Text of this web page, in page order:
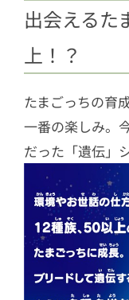
出会えるた
上！？
たまごっちの育
一番の楽しみ。
だった「遺伝」